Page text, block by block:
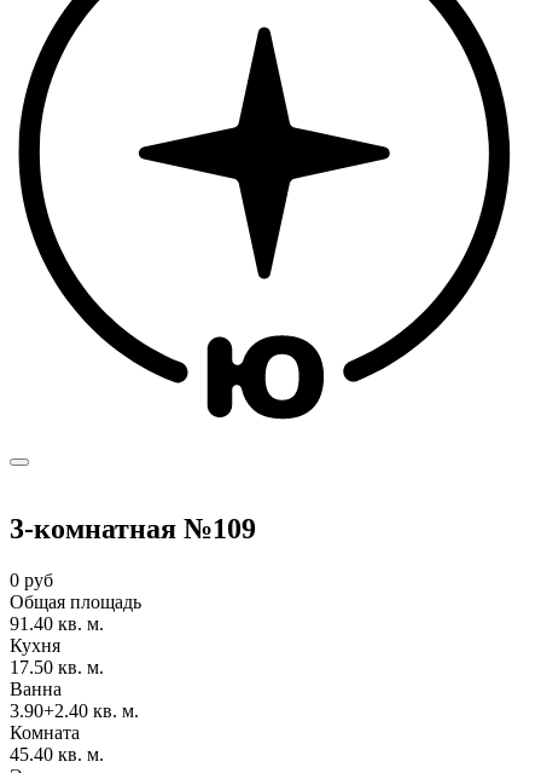
3-комнатная №109
0 руб
Общая площадь
91.40 кв. м.
Кухня
17.50 кв. м.
Ванна
3.90+2.40 кв. м.
Комната
45.40 кв. м.